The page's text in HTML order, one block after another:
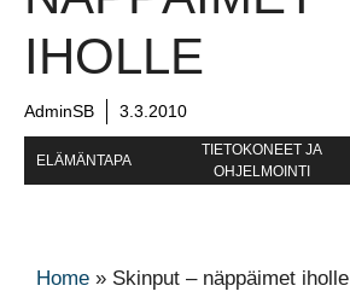
IHOLLE
AdminSB 3.3.2010
ELÄMÄNTAPA
TIETOKONEET JA
OHJELMOINTI
Home » Skinput – näppäimet iholle